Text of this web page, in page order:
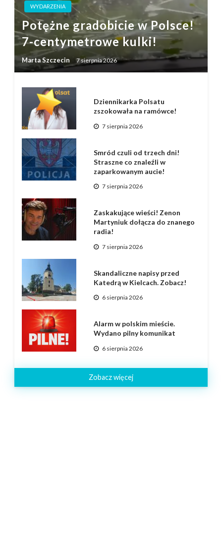
WYDARZENIA
Potężne gradobicie w Polsce!
7-centymetrowe kulki!
Marta Szczecin 7 sierpnia 2026
Dziennikarka Polsatu
zszokowała na ramówce!
7 sierpnia 2026
Smród czuli od trzech dni!
Straszne co znaleźli w
zaparkowanym aucie!
7 sierpnia 2026
Zaskakujące wieści! Zenon
Martyniuk dołącza do znanego
radia!
7 sierpnia 2026
Skandaliczne napisy przed
Katedrą w Kielcach. Zobacz!
6 sierpnia 2026
Alarm w polskim mieście.
Wydano pilny komunikat
6 sierpnia 2026
Zobacz więcej